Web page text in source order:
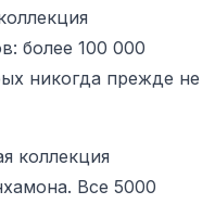
более 100 000
никогда прежде не
коллекция
Все 5000